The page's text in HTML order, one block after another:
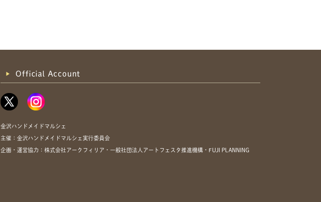
Official Account
金沢ハンドメイドマルシェ
主催：金沢ハンドメイドマルシェ実行委員会
企画・運営協力：株式会社アークフィリア・一般社団法人アートフェスタ推進機構・FUJI PLANNING